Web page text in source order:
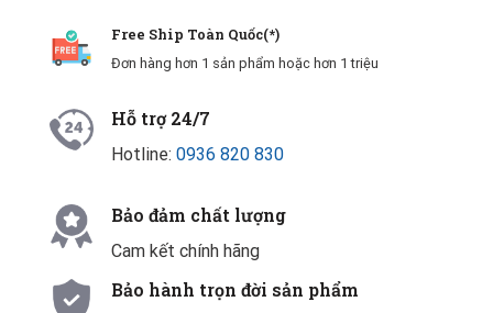
Free Ship Toàn Quốc(*)
Đơn hàng hơn 1 sản phẩm hoặc hơn 1 triệu
Hỗ trợ 24/7
Hotline: 0936 820 830
Bảo đảm chất lượng
Cam kết chính hãng
Bảo hành trọn đời sản phẩm